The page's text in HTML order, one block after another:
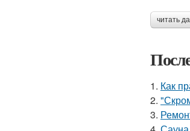
читать
1. Как
2.
3.